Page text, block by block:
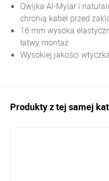
Owijka Al-Mylar i
chronią kabel przed
16 mm wysoka
łatwy montaż
Wysokiej jakości
Produkty z tej samej